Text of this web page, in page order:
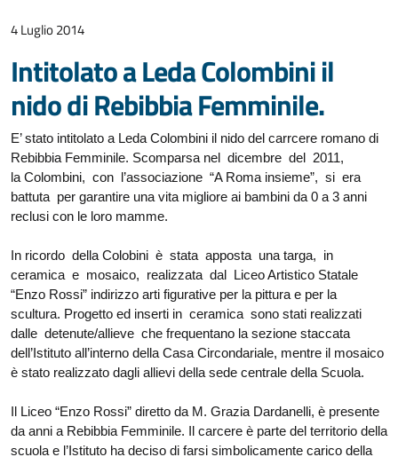
4 Luglio 2014
Intitolato a Leda Colombini il
nido di Rebibbia Femminile.
E’ stato intitolato a Leda Colombini il nido del carrcere romano di
Rebibbia Femminile. Scomparsa nel dicembre del 2011,
la Colombini, con l’associazione “A Roma insieme”, si era
battuta per garantire una vita migliore ai bambini da 0 a 3 anni
reclusi con le loro mamme.
In ricordo della Colobini è stata apposta una targa, in
ceramica e mosaico, realizzata dal Liceo Artistico Statale
“Enzo Rossi” indirizzo arti figurative per la pittura e per la
scultura. Progetto ed inserti in ceramica sono stati realizzati
dalle detenute/allieve che frequentano la sezione staccata
dell’Istituto all’interno della Casa Circondariale, mentre il mosaico
è stato realizzato dagli allievi della sede centrale della Scuola.
Il Liceo “Enzo Rossi” diretto da M. Grazia Dardanelli, è presente
da anni a Rebibbia Femminile. Il carcere è parte del territorio della
scuola e l’Istituto ha deciso di farsi simbolicamente carico della